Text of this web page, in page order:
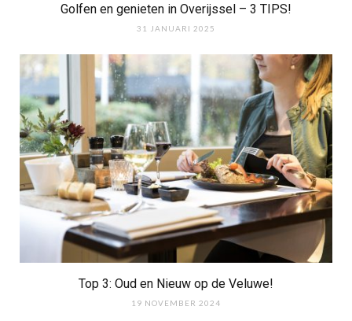
Golfen en genieten in Overijssel – 3 TIPS!
31 JANUARI 2025
Top 3: Oud en Nieuw op de Veluwe!
19 NOVEMBER 2024